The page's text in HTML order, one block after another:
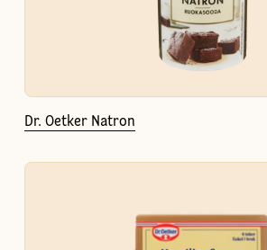
Dr. Oetker Natron